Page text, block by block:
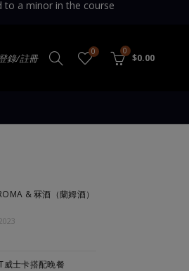
to a minor in the course
錄/註冊
0 0
$0.00
& 冧酒（蘭姆酒）
威士卡搭配晚餐